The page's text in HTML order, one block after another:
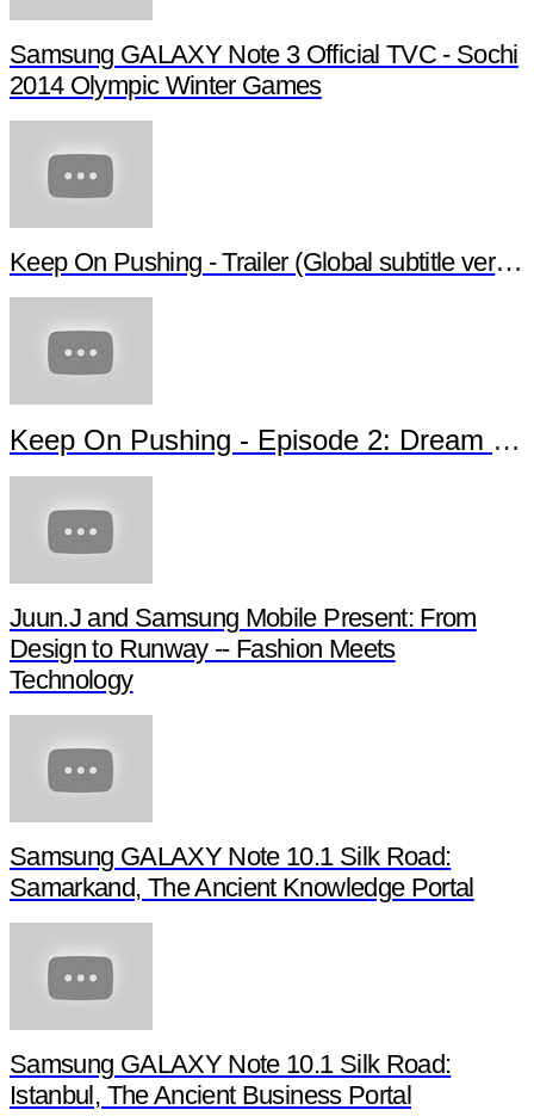
Samsung GALAXY Note 3 Official TVC - Sochi
2014 Olympic Winter Games
Keep On Pushing - Trailer (Global subtitle version)
Keep On Pushing - Episode 2: Dream of Jamaica
Juun.J and Samsung Mobile Present: From
Design to Runway -- Fashion Meets
Technology
Samsung GALAXY Note 10.1 Silk Road:
Samarkand, The Ancient Knowledge Portal
Samsung GALAXY Note 10.1 Silk Road:
Istanbul, The Ancient Business Portal